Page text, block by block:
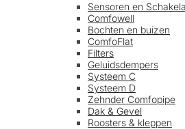
Sensoren en
Comfowell
Bochten en buizen
ComfoFlat
Filters
Geluidsdempers
Systeem C
Systeem D
Zehnder Comfopipe
Dak & Gevel
Roosters & kleppen